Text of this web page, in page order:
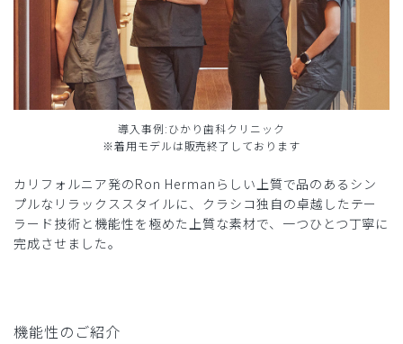
導入事例:ひかり歯科クリニック
※着用モデルは販売終了しております
カリフォルニア発のRon Hermanらしい上質で品のあるシン
プルなリラックススタイルに、クラシコ独自の卓越したテー
ラード技術と機能性を極めた上質な素材で、一つひとつ丁寧に
完成させました。
機能性のご紹介